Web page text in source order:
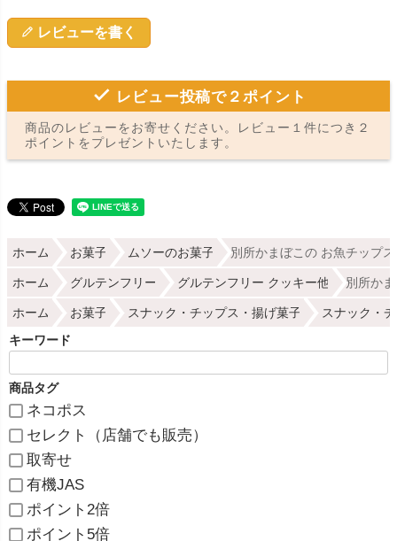
レビューを書く
レビュー投稿で２ポイント
商品のレビューをお寄せください。レビュー１件につき２
ポイントをプレゼントいたします。
ホーム お菓子 ムソーのお菓子 別所かまぼこの お魚チップ
ホーム グルテンフリー グルテンフリー クッキー他 別所か
ホーム お菓子 スナック・チップス・揚げ菓子
スナック・
キーワード
商品タグ
ネコポス
セレクト（店舗でも販売）
取寄せ
有機JAS
ポイント2倍
ポイント5倍